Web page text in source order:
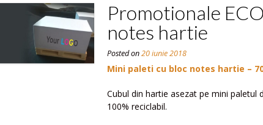
Promotionale
notes hartie
Posted on20 iunie 2018
Mini paleti cu bloc notes hartie –
Cubul din hartie asezat pe mini
100% reciclabil.